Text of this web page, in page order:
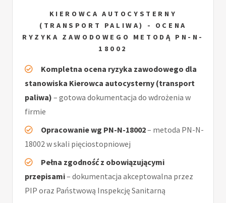
KIEROWCA AUTOCYSTERNY
(TRANSPORT PALIWA) - OCENA
RYZYKA ZAWODOWEGO METODĄ PN-N-
18002
Kompletna ocena ryzyka zawodowego dla
stanowiska Kierowca autocysterny (transport
paliwa) – gotowa dokumentacja do wdrożenia w
firmie
Opracowanie wg PN-N-18002– metoda PN-N-
18002 w skali pięciostopniowej
Pełna zgodność z obowiązującymi
przepisami– dokumentacja akceptowalna przez
PIP oraz Państwową Inspekcję Sanitarną